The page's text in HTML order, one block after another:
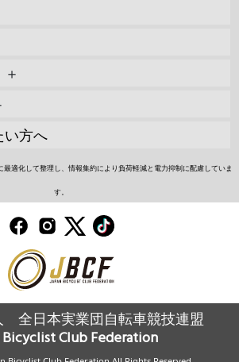
い方へ
適化して整理し、情報集約により負荷軽減と電力抑制に配慮していま
す。
全日本実業団自転車競技連盟
Bicyclist Club Federation